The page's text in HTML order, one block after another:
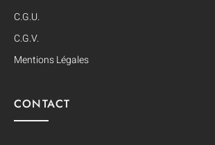
C.G.U.
C.G.V.
Mentions Légales
CONTACT